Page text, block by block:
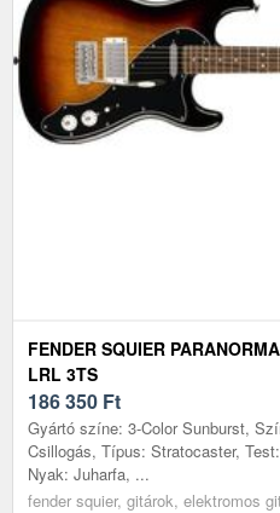
FENDER SQUIER
LRL 3TS
186 350 Ft
Gyártó színe: 3-Color Sunburst,
Csillogás, Típus: Stratocaster,
Nyak: Juharfa, ...
fender squier, gitárok, elektromos